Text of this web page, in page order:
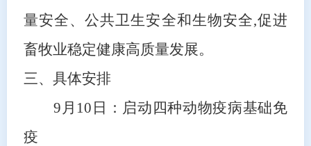
量安全、公共卫生安全和生物安全,促进
畜牧业稳定健康高质量发展。
三、具体安排
9月 10 日 ： 启动四种动物疫病基础免
疫